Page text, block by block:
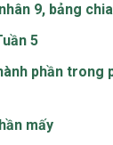
9, bảng
5
phần trong
mấy